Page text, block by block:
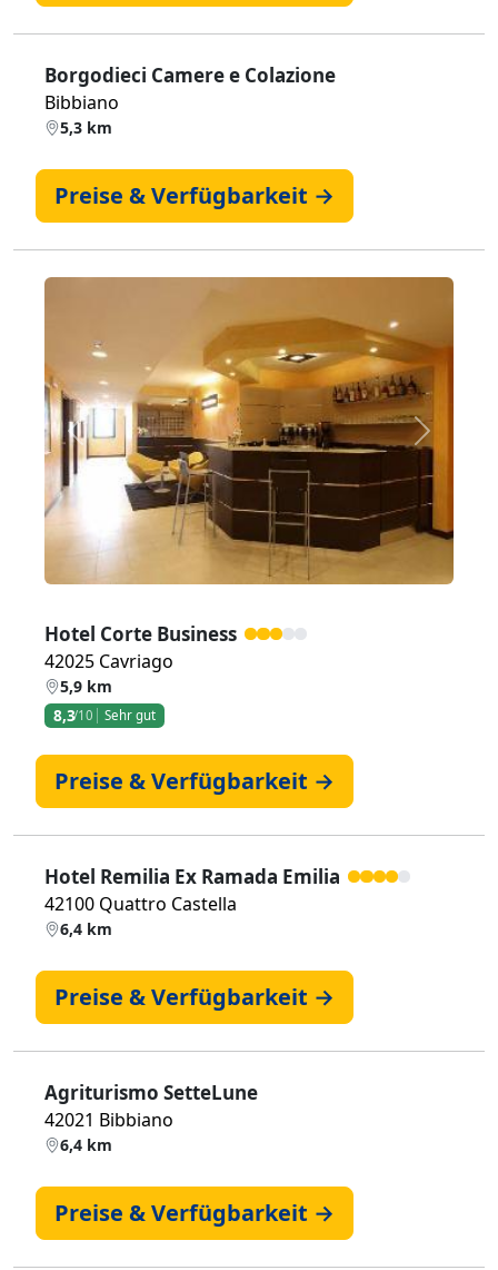
Borgodieci Camere e Colazione
Bibbiano
5,3 km
Preise & Verfügbarkeit →
Zurück Weiter
Hotel Corte Business
42025 Cavriago
5,9 km
8,3/10 Sehr gut
Preise & Verfügbarkeit →
Hotel Remilia Ex Ramada Emilia
42100 Quattro Castella
6,4 km
Preise & Verfügbarkeit →
Agriturismo SetteLune
42021 Bibbiano
6,4 km
Preise & Verfügbarkeit →